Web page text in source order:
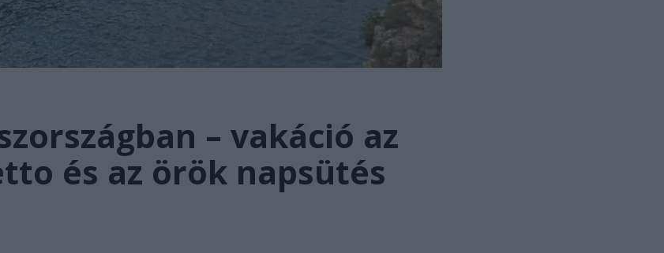
– vakáció az
és az örök napsütés